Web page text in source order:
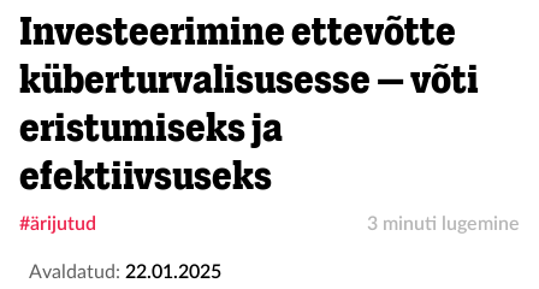
Investeerimine ettevõtte
küberturvalisusesse – võti
eristumiseks ja
efektiivsuseks
#ärijutud 3 minuti lugemine
Avaldatud: 22.01.2025